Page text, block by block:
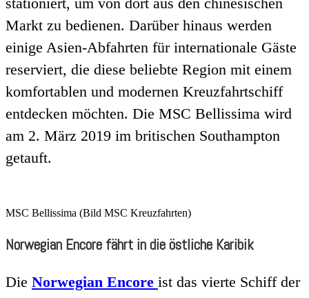
Markt zu bedienen. Darüber hinaus werden
einige Asien-Abfahrten für internationale Gäste
reserviert, die diese beliebte Region mit einem
komfortablen und modernen Kreuzfahrtschiff
entdecken möchten. Die MSC Bellissima wird
am 2. März 2019 im britischen Southampton
getauft.
MSC Bellissima (Bild MSC Kreuzfahrten)
Norwegian Encore fährt in die östliche Karibik
Die Norwegian Encore ist das vierte Schiff der